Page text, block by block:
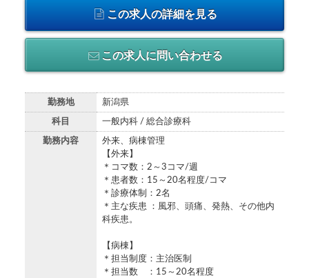
この求人の詳細を見る
この求人に問い合わせる
勤務地 新潟県
科目 一般内科 / 総合診療科
勤務内容
外来、病棟管理
【外来】
＊コマ数：2～3コマ/週
＊患者数：15～20名程度/コマ
＊診療体制：2名
＊主な疾患 ：風邪、頭痛、発熱、その他内
科疾患。
【病棟】
＊担当制度：主治医制
＊担当数 ：15～20名程度